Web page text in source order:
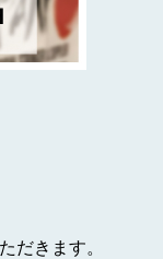
だきます。